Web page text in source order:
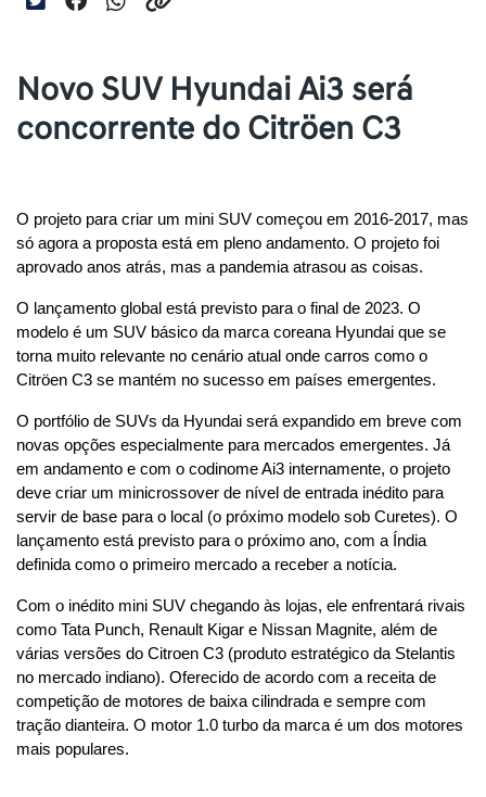
Novo SUV Hyundai Ai3 será
concorrente do Citröen C3
O projeto para criar um mini SUV começou em 2016-2017, mas
só agora a proposta está em pleno andamento. O projeto foi
aprovado anos atrás, mas a pandemia atrasou as coisas.
O lançamento global está previsto para o final de 2023. O
modelo é um SUV básico da marca coreana Hyundai que se
torna muito relevante no cenário atual onde carros como o
Citröen C3 se mantém no sucesso em países emergentes.
O portfólio de SUVs da Hyundai será expandido em breve com
novas opções especialmente para mercados emergentes. Já
em andamento e com o codinome Ai3 internamente, o projeto
deve criar um minicrossover de nível de entrada inédito para
servir de base para o local (o próximo modelo sob Curetes). O
lançamento está previsto para o próximo ano, com a Índia
definida como o primeiro mercado a receber a notícia.
Com o inédito mini SUV chegando às lojas, ele enfrentará rivais
como Tata Punch, Renault Kigar e Nissan Magnite, além de
várias versões do Citroen C3 (produto estratégico da Stelantis
no mercado indiano). Oferecido de acordo com a receita de
competição de motores de baixa cilindrada e sempre com
tração dianteira. O motor 1.0 turbo da marca é um dos motores
mais populares.